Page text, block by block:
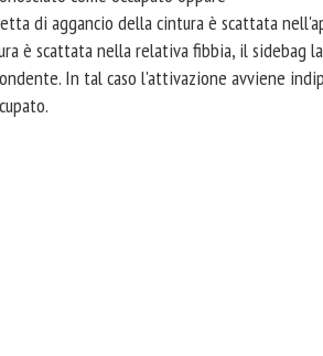
di aggancio della cintura è scattata
è scattata nella relativa fibbia, il sidebag
In tal caso l'attivazione avviene